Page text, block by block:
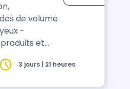
de volume
-
et
3 jours | 21 heures